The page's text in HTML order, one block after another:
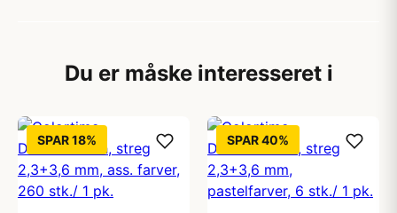
Du er måske interesseret i
SPAR 18% SPAR 40%